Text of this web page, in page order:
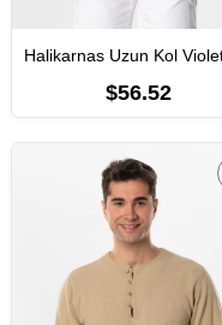
$56.52